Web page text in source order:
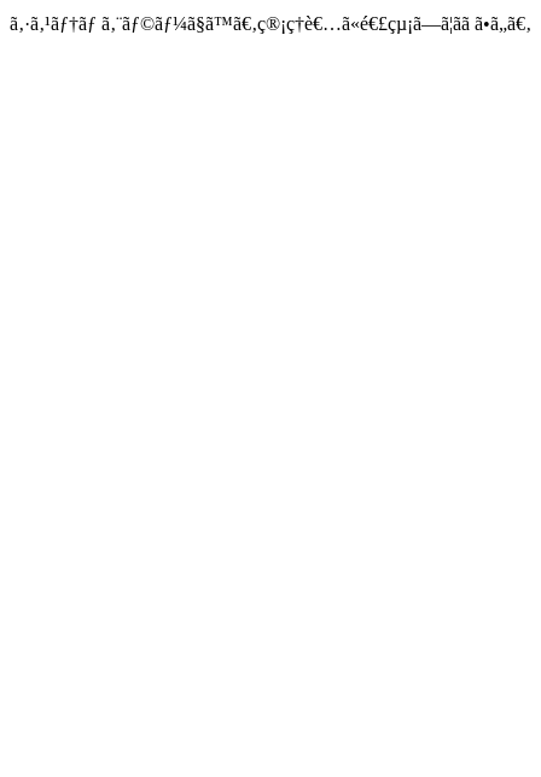
ã‚·ã‚¹ãƒ†ãƒ ã‚¨ãƒ©ãƒ¼ã§ã™ã€‚ç®¡ç†è€…ã«é€£çµ¡ã—ã¦ãã ã•ã„ã€‚